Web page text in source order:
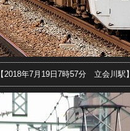
【2018年7月19日7時57分 立会川駅】